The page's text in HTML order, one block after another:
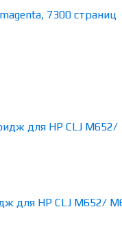
для HP CLJ M652/